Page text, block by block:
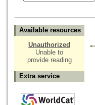
Available resources
Unauthorized
Unable to
provide reading
Extra service